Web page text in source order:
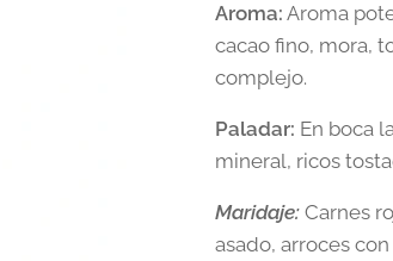
Aroma: Aroma
cacao fino, mora,
complejo.
Paladar: En boca
mineral, ricos
Maridaje:Carnes
asado, arroces